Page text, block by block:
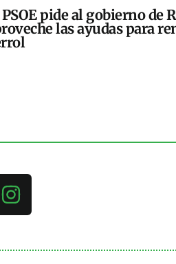
pide al gobierno de
las ayudas para